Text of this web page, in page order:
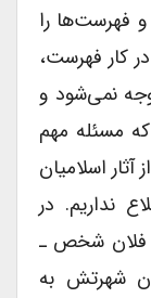
را
کار فهرست،
نمی‌شود و
مسئله مهم
اسلامیان
در
شخص ـ
شهرتش به